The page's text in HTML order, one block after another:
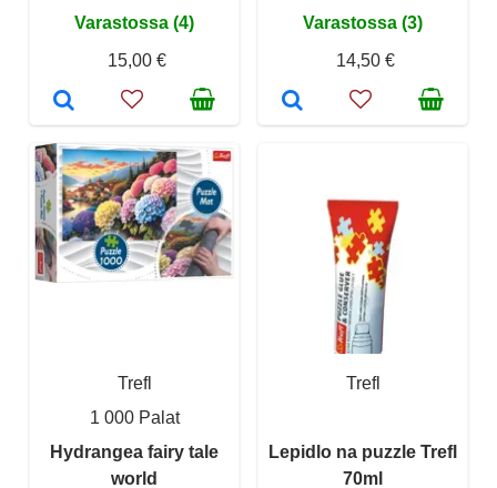
Varastossa (4)
15,00 €
Varastossa (3)
14,50 €
Trefl
1 000 Palat
Hydrangea fairy tale
world
Trefl
Lepidlo na puzzle Trefl
70ml